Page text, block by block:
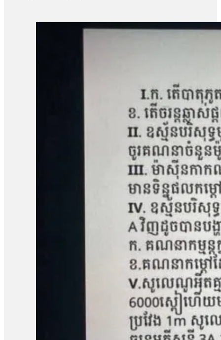
មុនមកវាមិនសូវរំពឹងប៉ុន្មានទេ អារឿងតុលាការ រឿងយុត្តិធម៌រឿងនេ
សម្ដេចបវធិបតី ហ៊ុន ម៉ាណែត សូមឱ្យគាត់ឡើងថ្មីធ្វើនាយករដ្ឋមន្ត្រីម
បាត់បង់ដីធ្លី»។ រីឯភរិយារបស់លោក ស្ងួន ញឿន គឺអ្នកស្រី អុំ សុភី បានច
ដោយសារតែក្រុមហ៊ុនជាអ្នកបំពានមកលើពួកខ្ញុំ បែរជាពួកគាត់មិនមាន
បំផ្លាញរបស់ទ្រព្យគេទេ»។ អ្នកស្រី អុំ សុភី ថាអ្នកស្រីនឹងប្ដឹងបន្តទ
អង្គការលីកាដូលោក អំ សំអាត មានប្រសាសន៍ថា ករណីដីធ្លីនៅភូមិឡព
តំណាងសហគមន៍ និងសមាជិកសហគមន៍ជាច្រើនត្រូវបានជាប់ពន្ធនា
រឿងនៅសាលាឧទ្ធរណ៍នេះ ពួកគាត់គួរត្រូវបានទទួលការលើកលែងច
ខេត្តកំពង់ឆ្នាំង មានជម្លោះដីធ្លីជាមួយក្រុមហ៊ុន ខេ.ឌី.ស៊ី (KDC) ដែ
ចំនួន១០៨គ្រួសារ។ ពលរដ្ឋដែលរងផលប៉ះពាល់បានតវ៉ាទាមទារ
ចំនួន៥នាក់គឺ លោក សៀង ហេង លោក ម៉ាង យ៉ាវ លោក គុជ…